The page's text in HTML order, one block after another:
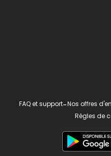
FAQ et support-Nos offres
Règles de